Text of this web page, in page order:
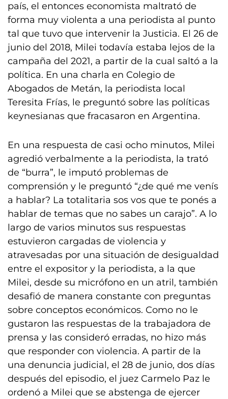
país, el entonces economista maltrató de
forma muy violenta a una periodista al punto
tal que tuvo que intervenir la Justicia. El 26 de
junio del 2018, Milei todavía estaba lejos de la
campaña del 2021, a partir de la cual saltó a la
política. En una charla en Colegio de
Abogados de Metán, la periodista local
Teresita Frías, le preguntó sobre las políticas
keynesianas que fracasaron en Argentina.
En una respuesta de casi ocho minutos, Milei
agredió verbalmente a la periodista, la trató
de “burra”, le imputó problemas de
comprensión y le preguntó “¿de qué me venís
a hablar? La totalitaria sos vos que te ponés a
hablar de temas que no sabes un carajo”. A lo
largo de varios minutos sus respuestas
estuvieron cargadas de violencia y
atravesadas por una situación de desigualdad
entre el expositor y la periodista, a la que
Milei, desde su micrófono en un atril, también
desafió de manera constante con preguntas
sobre conceptos económicos. Como no le
gustaron las respuestas de la trabajadora de
prensa y las consideró erradas, no hizo más
que responder con violencia. A partir de la
una denuncia judicial, el 28 de junio, dos días
después del episodio, el juez Carmelo Paz le
ordenó a Milei que se abstenga de ejercer